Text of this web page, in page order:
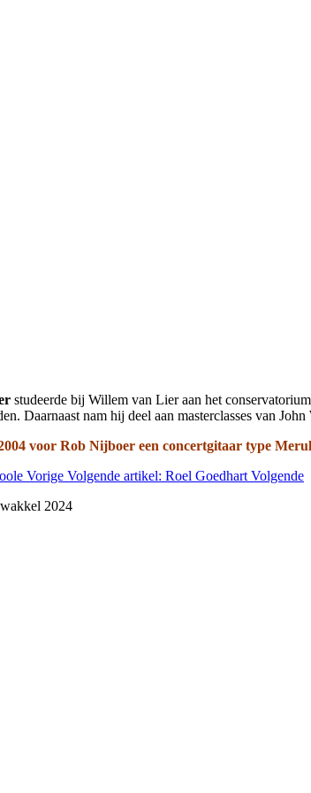
studeerde bij Willem van Lier aan het
Daarnaast nam hij deel aan masterclasses van
voor Rob Nijboer een concertgitaar type
Vorige Volgende artikel: Roel Goedhart Volgende
2024